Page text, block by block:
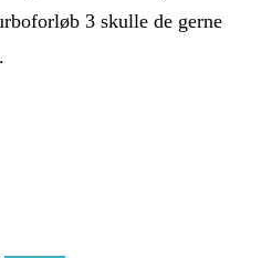
3 skulle de gerne